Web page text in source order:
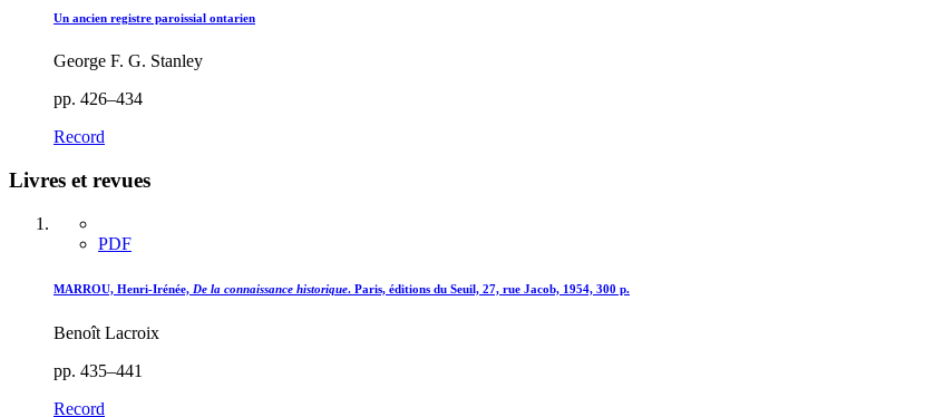
Un ancien registre paroissial ontarien
George F. G. Stanley
pp. 426–434
Record
Livres et revues
PDF
MARROU, Henri-Irénée, De la connaissance historique. Paris, éditions du Seuil, 27, rue Jacob, 1954, 300 p.
Benoît Lacroix
pp. 435–441
Record